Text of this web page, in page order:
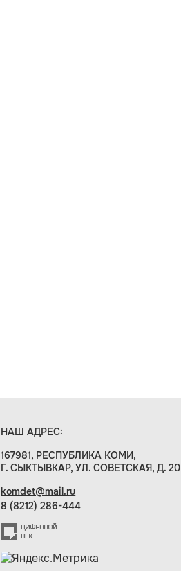
НАШ АДРЕС:
167981, РЕСПУБЛИКА КОМИ,
Г. СЫКТЫВКАР, УЛ. СОВЕТСКАЯ, Д. 20
komdet@mail.ru
8 (8212) 286-444